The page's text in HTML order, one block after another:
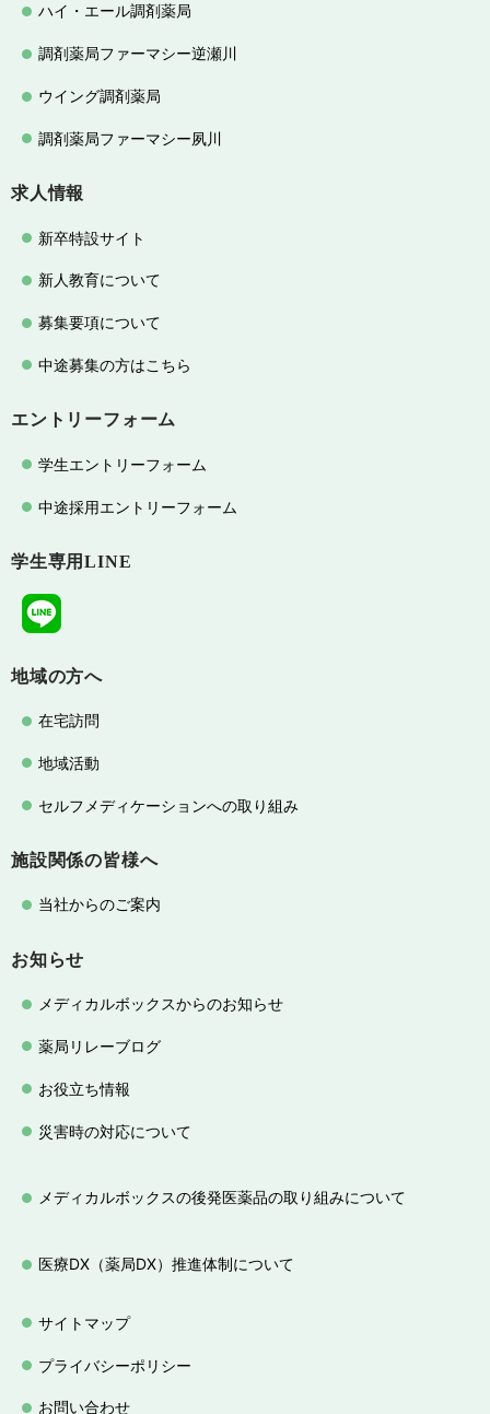
ハイ・エール調剤薬局
調剤薬局ファーマシー逆瀬川
ウイング調剤薬局
調剤薬局ファーマシー夙川
求人情報
新卒特設サイト
新人教育について
募集要項について
中途募集の方はこちら
エントリーフォーム
学生エントリーフォーム
中途採用エントリーフォーム
学生専用LINE
地域の方へ
在宅訪問
地域活動
セルフメディケーションへの取り組み
施設関係の皆様へ
当社からのご案内
お知らせ
メディカルボックスからのお知らせ
薬局リレーブログ
お役立ち情報
災害時の対応について
メディカルボックスの後発医薬品の取り組みについて
医療DX（薬局DX）推進体制について
サイトマップ
プライバシーポリシー
お問い合わせ